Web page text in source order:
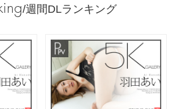
/週間DLランキング